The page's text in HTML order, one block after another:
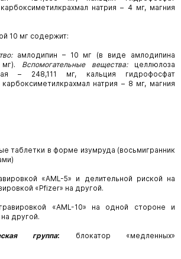
натрия – 4 мг, магния
10 мг содержит:
амлодипин – 10 мг
(в виде амлодипина
мг). Вспомогательные вещества: целлюлоза
– 248,111 мг, кальция
гидрофосфат
натрия – 8 мг, магния
таблетки в форме изумруда (восьмигранник
«AML-5» и делительной риской на
«Pfizer» на другой.
«AML-10» на одной стороне и
другой.
группа: блокатор
«медленных»